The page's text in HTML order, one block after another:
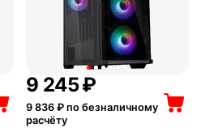
9 245₽
9 836₽ по безналичному
расчёту